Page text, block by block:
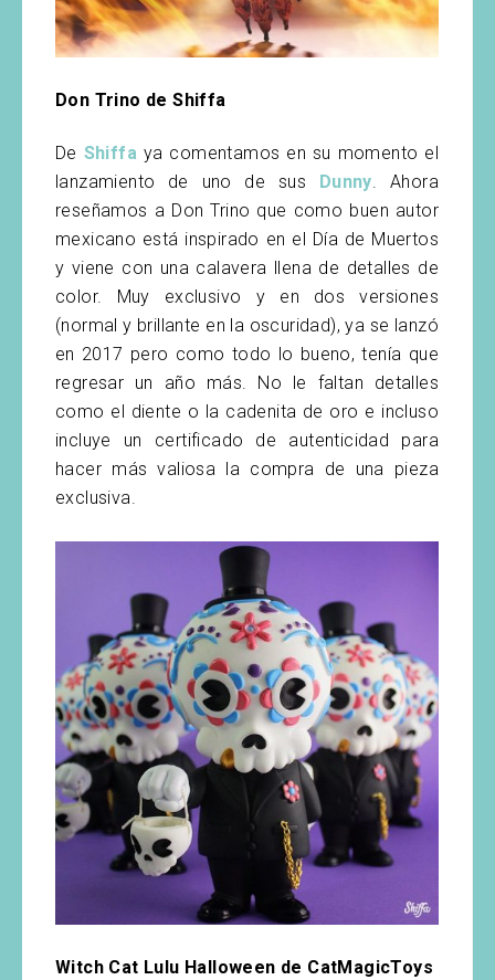
Don Trino de Shiffa
De Shiffa ya comentamos en su momento el
lanzamiento de uno de sus
Dunny. Ahora
reseñamos a Don Trino que como buen autor
mexicano está inspirado en el Día de Muertos
y viene con una calavera llena de detalles de
color. Muy exclusivo y en dos versiones
(normal y brillante en la oscuridad), ya se lanzó
en 2017 pero como todo lo bueno, tenía que
regresar un año más. No le faltan detalles
como el diente o la cadenita de oro e incluso
incluye un certificado de autenticidad para
hacer más valiosa la compra de una pieza
exclusiva.
Witch Cat Lulu Halloween de CatMagicToys